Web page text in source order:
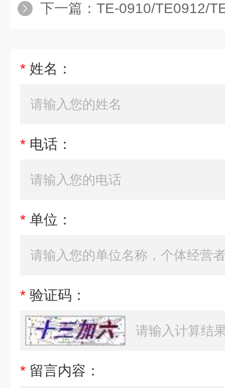
下一篇： TE-0910/TE0912/
* 姓名：
* 电话：
* 单位：
* 验证码：
* 留言内容：